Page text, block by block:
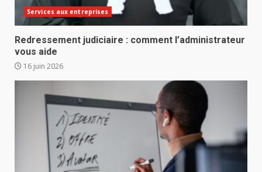
Services aux entreprises
Redressement judiciaire : comment l’administrateur
vous aide
16 juin 2026